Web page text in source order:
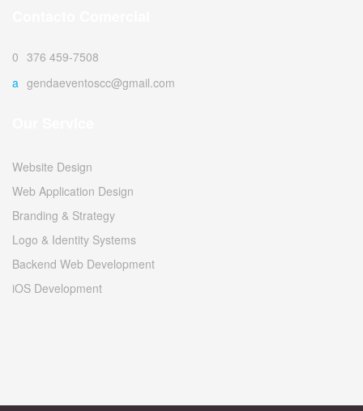
0376 459-7508
agendaeventoscc@gmail.com
Website Design
Web Application Design
Branding & Strategy
Logo & Identity Systems
Backend Web Development
iOS Development